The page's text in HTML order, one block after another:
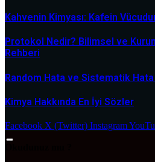
Kahvenin Kimyası: Kafein
Protokol Nedir? Bilimsel ve
Rehberi
Random Hata ve Sistematik
Kimya Hakkında En İyi Sözler
Facebook X (Twitter) Instagram